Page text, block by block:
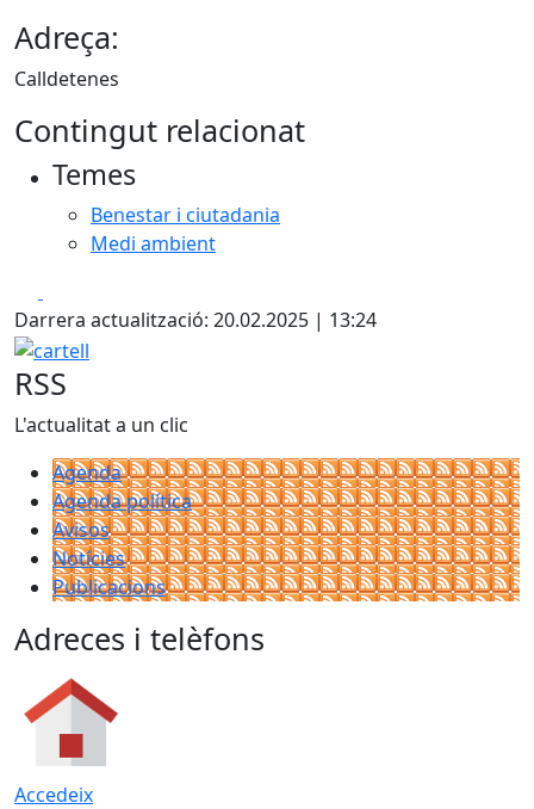
Adreça:
Calldetenes
Contingut relacionat
Temes
Benestar i ciutadania
Medi ambient
Darrera actualització: 20.02.2025 | 13:24
cartell
RSS
L'actualitat a un clic
Agenda
Agenda política
Avisos
Notícies
Publicacions
Adreces i telèfons
Accedeix